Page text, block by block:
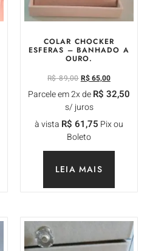
COLAR CHOCKER
ESFERAS – BANHADO A
OURO.
R$89,00R$65,00
Parcele em 2x deR$ 32,50
s/ juros
à vista R$ 61,75 Pix ou
Boleto
LEIA MAIS